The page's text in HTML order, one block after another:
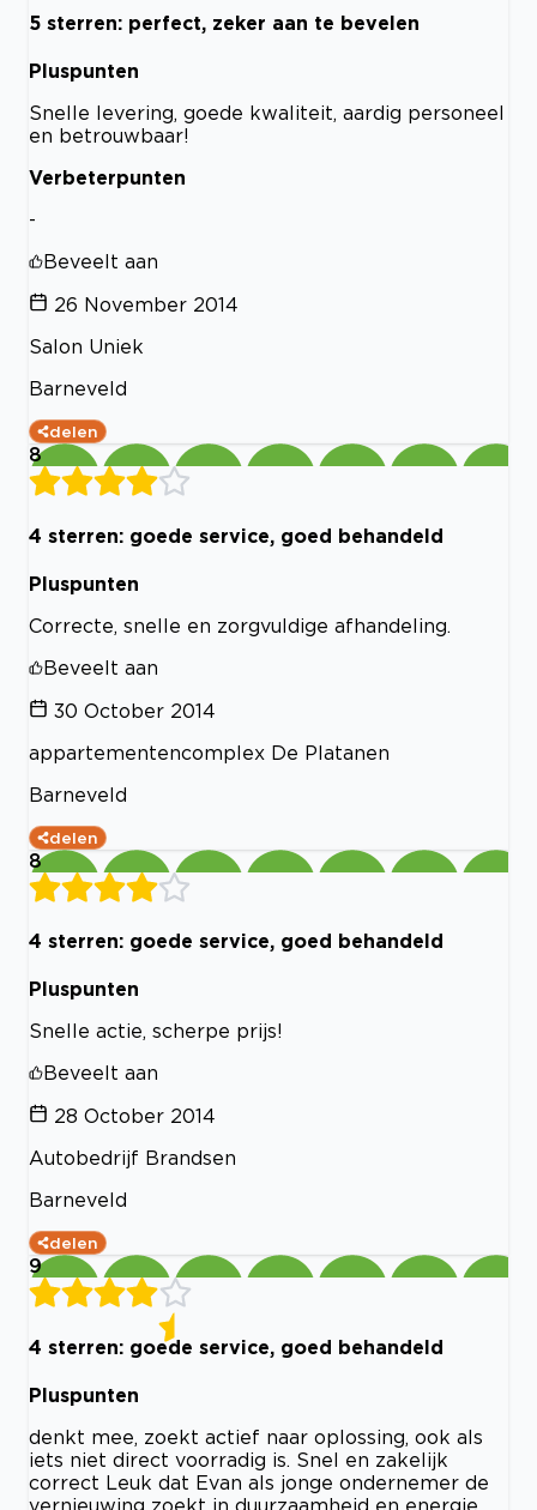
5 sterren: perfect, zeker aan te bevelen
Pluspunten
Snelle levering, goede kwaliteit, aardig personeel
en betrouwbaar!
Verbeterpunten
-
Beveelt aan
26 November 2014
Salon Uniek
Barneveld
delen
8
4 sterren: goede service, goed behandeld
Pluspunten
Correcte, snelle en zorgvuldige afhandeling.
Beveelt aan
30 October 2014
appartementencomplex De Platanen
Barneveld
delen
8
4 sterren: goede service, goed behandeld
Pluspunten
Snelle actie, scherpe prijs!
Beveelt aan
28 October 2014
Autobedrijf Brandsen
Barneveld
delen
9
4 sterren: goede service, goed behandeld
Pluspunten
denkt mee, zoekt actief naar oplossing, ook als
iets niet direct voorradig is. Snel en zakelijk
correct Leuk dat Evan als jonge ondernemer de
vernieuwing zoekt in duurzaamheid en energie